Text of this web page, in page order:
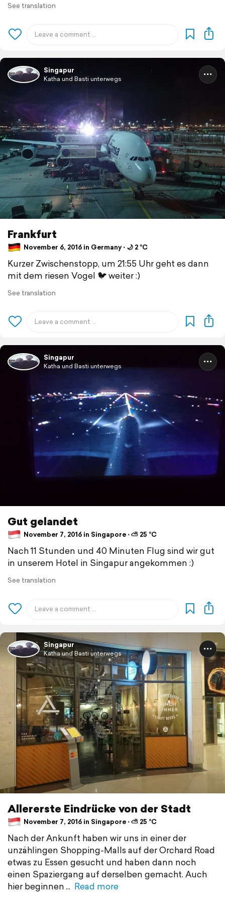
See translation
Singapur
Katha und Basti unterwegs
Frankfurt
November 6, 2016 in Germany ⋅ 🌙 2 °C
Kurzer Zwischenstopp, um 21:55 Uhr geht es dann
mit dem riesen Vogel 🐦 weiter :)
See translation
Singapur
Katha und Basti unterwegs
Gut gelandet
November 7, 2016 in Singapore ⋅ ⛅ 25 °C
Nach 11 Stunden und 40 Minuten Flug sind wir gut
in unserem Hotel in Singapur angekommen :)
See translation
Singapur
Katha und Basti unterwegs
Allererste Eindrücke von der Stadt
November 7, 2016 in Singapore ⋅ ⛅ 25 °C
Nach der Ankunft haben wir uns in einer der
unzählingen Shopping-Malls auf der Orchard Road
etwas zu Essen gesucht und haben dann noch
einen Spaziergang auf derselben gemacht. Auch
hier beginnen
Read more